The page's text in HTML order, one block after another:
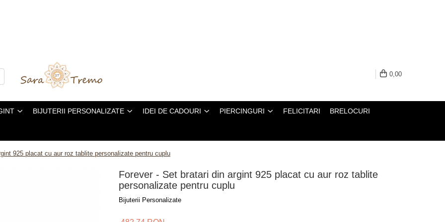
0,00
BIJUTERII PERSONALIZATE IDEI DE CADOURI PIERCINGURI FELICITARI BRELOCURI
925 placat cu aur roz tablite personalizate pentru cuplu
Forever - Set bratari din argint 925 placat cu aur roz tablite
personalizate pentru cuplu
Bijuterii Personalizate